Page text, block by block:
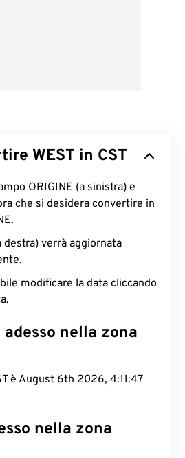
WEST in CST
ORIGINE (a sinistra) e
che si desidera convertire in
destra) verrà aggiornata
modificare la data cliccando
adesso nella zona
è August 6th 2026, 4:11:48
nella zona